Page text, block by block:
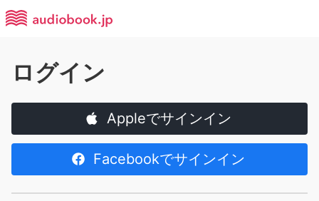
ログイン
Appleでサインイン
Facebookでサインイン